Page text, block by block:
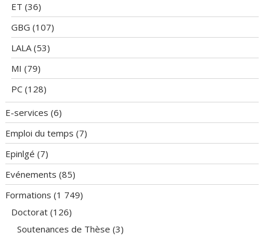
ET (36)
GBG (107)
LALA(53)
MI (79)
PC (128)
E-services (6)
Emploi du temps (7)
Epinlgé (7)
Evénements (85)
Formations (1 749)
Doctorat (126)
Soutenances de Thèse (3)